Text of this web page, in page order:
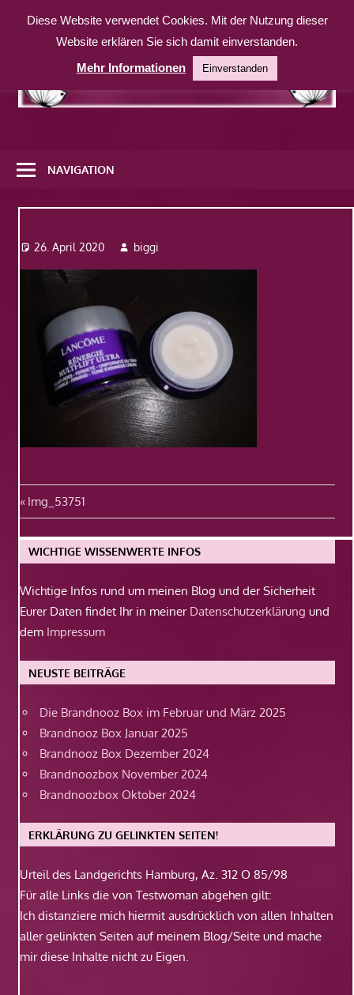
Inhalt
weitere
Website
NAVIGATION
26. April 2020 biggi
Beitragsnavigation
Vorheriger
Beitrag:
Img_53751
WICHTIGE WISSENWERTE INFOS
Wichtige Infos rund um meinen Blog und der Sicherheit
Eurer Daten findet Ihr in meiner Datenschutzerklärung und
dem Impressum
NEUSTE BEITRÄGE
Die Brandnooz Box im Februar und März 2025
Brandnooz Box Januar 2025
Brandnooz Box Dezember 2024
Brandnoozbox November 2024
Brandnoozbox Oktober 2024
ERKLÄRUNG ZU GELINKTEN SEITEN!
Urteil des Landgerichts Hamburg, Az. 312 O 85/98
Für alle Links die von Testwoman abgehen gilt:
Ich distanziere mich hiermit ausdrücklich von allen Inhalten
aller gelinkten Seiten auf meinem Blog/Seite und mache
mir diese Inhalte nicht zu Eigen.
Diese Website verwendet Cookies. Mit der Nutzung dieser
Website erklären Sie sich damit einverstanden.
Mehr Informationen
Einverstanden